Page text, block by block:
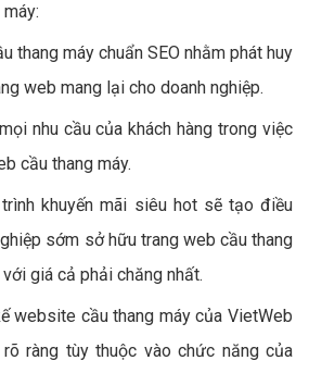
thang máy chuẩn SEO nhằm phát huy
web mang lại cho doanh nghiệp.
nhu cầu của khách hàng trong việc
cầu thang máy.
khuyến mãi siêu hot sẽ tạo điều
sớm sở hữu trang web cầu thang
giá cả phải chăng nhất.
website cầu thang máy của VietWeb
ràng tùy thuộc vào chức năng của